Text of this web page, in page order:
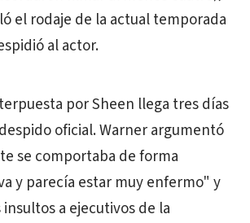
el rodaje de la actual temporada
al actor.
por Sheen llega tres días
oficial. Warner argumentó
se comportaba de forma
y parecía estar muy enfermo" y
a ejecutivos de la